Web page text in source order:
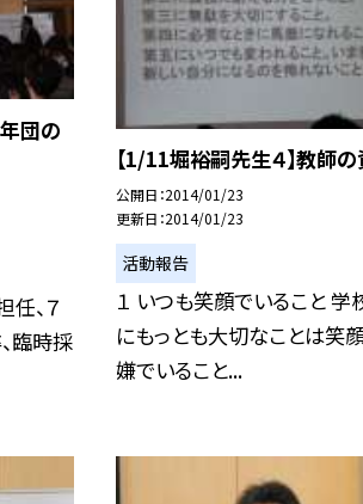
団の
、７
臨時採
【1/11堀裕嗣先生４】教師
公開日 2014/01/23
更新日 2014/01/23
活動報告
１ いつも笑顔でいること 学
にもっとも大切なことは笑
嫌でいること...